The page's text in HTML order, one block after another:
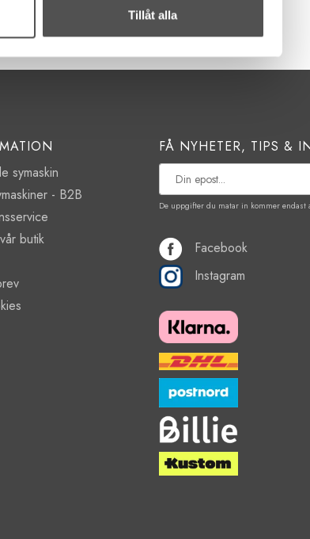
Tillåt alla
symaskin
- B2B
butik
FÅ NYHETER, TIPS &
De uppgifter du matar in kommer endast
Facebook
Instagram